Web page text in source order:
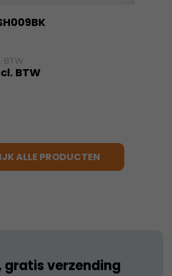
BTW
BTW
ALLE PRODUCTEN
gratis verzending